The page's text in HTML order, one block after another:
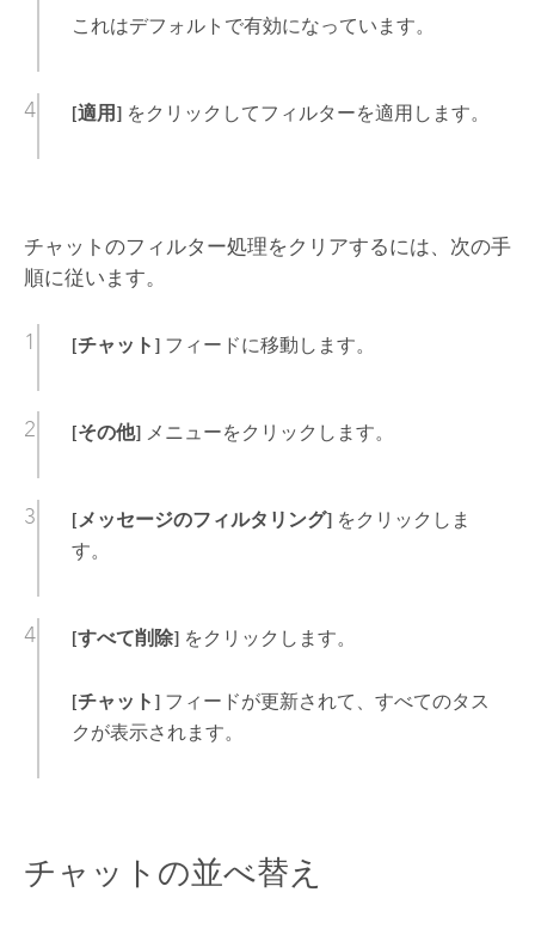
これはデフォルトで有効になっています。
[適用]をクリックしてフィルターを適用します。
チャットのフィルター処理をクリアするには、次の手
順に従います。
[チャット]フィードに移動します。
[その他]メニューをクリックします。
[メッセージのフィルタリング]をクリックしま
す。
[すべて削除]をクリックします。
[チャット]フィードが更新されて、すべてのタス
クが表示されます。
チャットの並べ替え